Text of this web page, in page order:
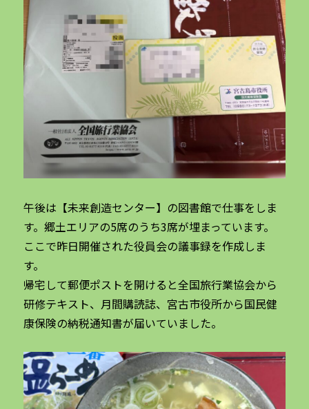
午後は【未来創造センター】の図書館で仕事をしま
す。郷土エリアの5席のうち3席が埋まっています。
ここで昨日開催された役員会の議事録を作成しま
す。
帰宅して郵便ポストを開けると全国旅行業協会から
研修テキスト、月間購読誌、宮古市役所から国民健
康保険の納税通知書が届いていました。